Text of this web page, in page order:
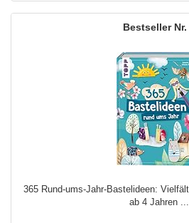
365 Rund-ums-Jahr-Bastelideen:
ab 4 Jahren ...